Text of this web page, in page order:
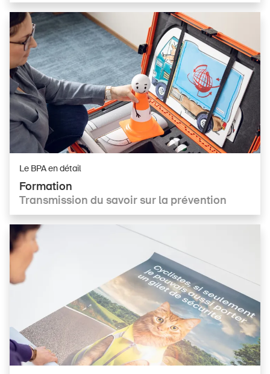
Formation
Transmission du savoir sur la prévention
Le BPA en détail